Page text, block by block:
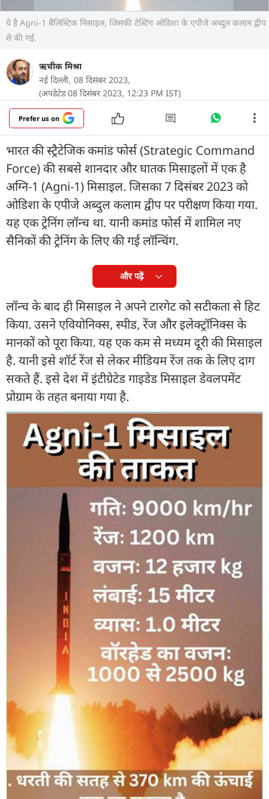
ये है Agni-1 बैलिस्टिक मिसाइल, जिसकी टेस्टिंग ओडिशा के एपीजे अब्दुल कलाम द्वीप
से की गई.
ऋचीक मिश्रा
नई दिल्ली, 08 दिसंबर 2023,
(अपडेटेड 08 दिसंबर 2023, 12:23 PM IST)
Prefer us on
भारत की स्ट्रैटेजिक कमांड फोर्स (Strategic Command
Force) की सबसे शानदार और घातक मिसाइलों में एक है
अग्नि-1 (Agni-1) मिसाइल. जिसका 7 दिसंबर 2023 को
ओडिशा के एपीजे अब्दुल कलाम द्वीप पर परीक्षण किया गया.
यह एक ट्रेनिंग लॉन्च था. यानी कमांड फोर्स में शामिल नए
सैनिकों की ट्रेनिंग के लिए की गई लॉन्चिंग.
और पढ़ें
लॉन्च के बाद ही मिसाइल ने अपने टारगेट को सटीकता से हिट
किया. उसने एवियोनिक्स, स्पीड, रेंज और इलेक्ट्रॉनिक्स के
मानकों को पूरा किया. यह एक कम से मध्यम दूरी की मिसाइल
है. यानी इसे शॉर्ट रेंज से लेकर मीडियम रेंज तक के लिए दाग
सकते हैं. इसे देश में इंटीग्रेटेड गाइडेड मिसाइल डेवलपमेंट
प्रोग्राम के तहत बनाया गया है.